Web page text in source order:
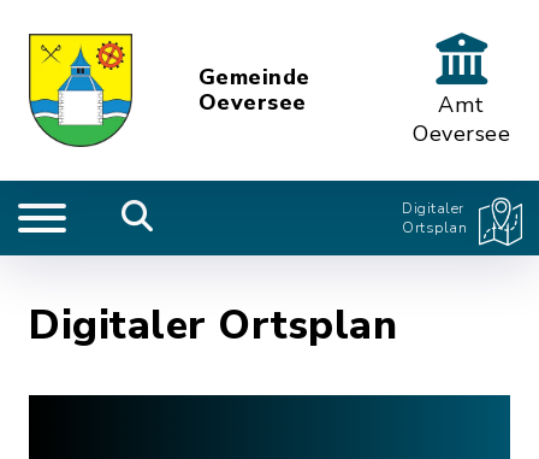
Gemeinde
Oeversee
Amt
Oeversee
Digitaler
Ortsplan
Digitaler Ortsplan